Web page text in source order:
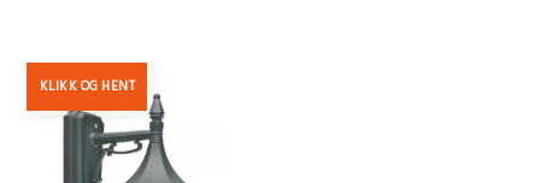
KLIKK OG HENT